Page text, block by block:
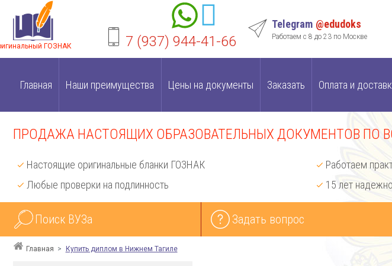
ГОЗНАК 7 (937) 944-41-66
Telegram @edudoks
Работаем с 8 до 23 по Москве
Главная Наши преимущества Цены на документы Заказать Оплата и
ПРОДАЖА НАСТОЯЩИХ ОБРАЗОВАТЕЛЬНЫХ ДОКУМЕНТОВ ПО
Настоящие оригинальные бланки ГОЗНАК
Любые проверки на подлинность
Работаем
15 лет
Поиск ВУЗа Задать вопрос
Главная Купить диплом в Нижнем Тагиле